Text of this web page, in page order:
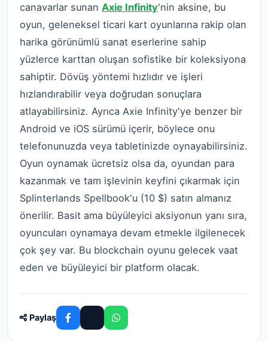
canavarlar sunan Axie Infinity'nin aksine, bu
oyun, geleneksel ticari kart oyunlarına rakip olan
harika görünümlü sanat eserlerine sahip
yüzlerce karttan oluşan sofistike bir koleksiyona
sahiptir. Dövüş yöntemi hızlıdır ve işleri
hızlandırabilir veya doğrudan sonuçlara
atlayabilirsiniz. Ayrıca Axie Infinity'ye benzer bir
Android ve iOS sürümü içerir, böylece onu
telefonunuzda veya tabletinizde oynayabilirsiniz.
Oyun oynamak ücretsiz olsa da, oyundan para
kazanmak ve tam işlevinin keyfini çıkarmak için
Splinterlands Spellbook'u (10 $) satın almanız
önerilir. Basit ama büyüleyici aksiyonun yanı sıra,
oyuncuları oynamaya devam etmekle ilgilenecek
çok şey var. Bu blockchain oyunu gelecek vaat
eden ve büyüleyici bir platform olacak.
Paylaş